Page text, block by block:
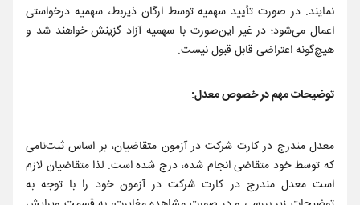
نمایند. در صورت تأیید سهمیه توسط ارگان ذیربط، سهمیه درخواستی
اعمال می‌شود؛ در غیر این‌صورت با سهمیه آزاد گزینش خواهند شد و
هیچ‌گونه اعتراضی قابل قبول نیست.
توضیحات مهم‌ در خصوص معدل:
معدل مندرج در کارت شرکت در آزمون متقاضیان، بر اساس ثبت‌نامی
که توسط خود متقاضی انجام شده، درج شده است. لذا متقاضیان لازم
است معدل مندرج در کارت شرکت در آزمون خود را با توجه به